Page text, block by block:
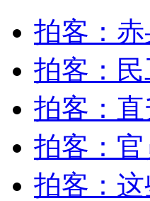
山西运城恶犬咬伤多
女孩北京地铁殴打老
无痛分娩是否安全 医
拍客：
拍客：
拍客：
拍客：
拍客：